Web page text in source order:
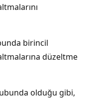
birincil
düzeltme
olduğu gibi,